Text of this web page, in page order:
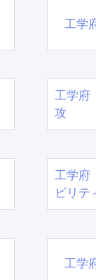
工学
工学府
攻
工学府
ビリテ
工学